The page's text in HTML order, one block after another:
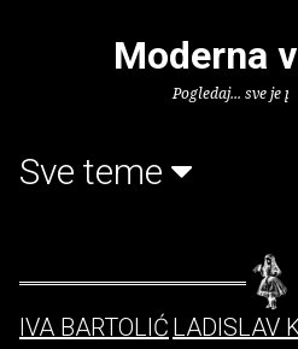
Moderna
Pogledaj... sve je
Sve teme
IVA BARTOLIĆ LADISLAV